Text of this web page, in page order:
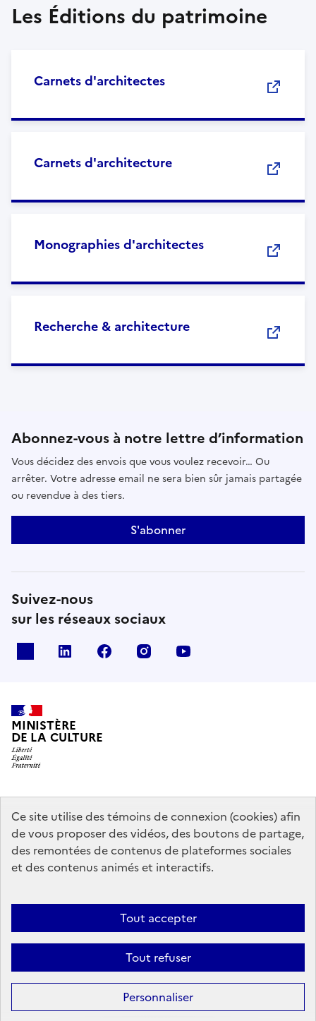
Ce site utilise des témoins de connexion (cookies) afin
de vous proposer des vidéos, des boutons de partage,
des remontées de contenus de plateformes sociales
et des contenus animés et interactifs.
Tout accepter
Tout refuser
Personnaliser
Les Éditions du patrimoine
Carnets d'architectes
Carnets d'architecture
Monographies d'architectes
Recherche & architecture
Abonnez-vous à notre lettre d’information
Vous décidez des envois que vous voulez recevoir… Ou
arrêter. Votre adresse email ne sera bien sûr jamais partagée
ou revendue à des tiers.
S'abonner
Suivez-nous
sur les réseaux sociaux
linkedin facebook instagram
MINISTÈRE
DE LA CULTURE
data.gouv.fr legifrance.gouv.fr
info.gouv.fr
service-public.gouv.fr
Contact Mentions légales
Accessibilité : partiellement conforme
Politique générale de protection des données
des témoins de connexion (cookies)
Plan du site
Sauf mention contraire, tous les contenus de ce site sont sous